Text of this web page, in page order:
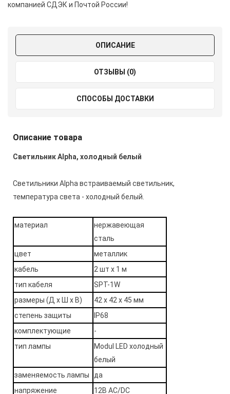
компанией СДЭК и Почтой России!
ОПИСАНИЕ
ОТЗЫВЫ (0)
СПОСОБЫ ДОСТАВКИ
Описание товара
СветильникAlpha, холодный белый
Светильники Alpha встраиваемый светильник,
температура света - холодный белый.
материал
нержавеющая
сталь
цвет
металлик
кабель
2 шт х 1 м
тип кабеля
SPT-1W
размеры (Д х Ш х В)
42 x 42 х 45 мм
степень защиты
IP68
комплектующие
-
тип лампы
Modul LED холодный
белый
заменяемость лампы
да
напряжение
12В AC/DC